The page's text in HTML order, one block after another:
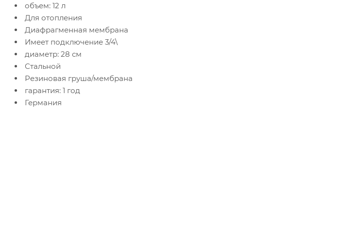
объем: 12 л
Для отопления
Диафрагменная мембрана
Имеет подключение 3/4\
диаметр: 28 см
Стальной
Резиновая груша/мембрана
гарантия: 1 год
Германия